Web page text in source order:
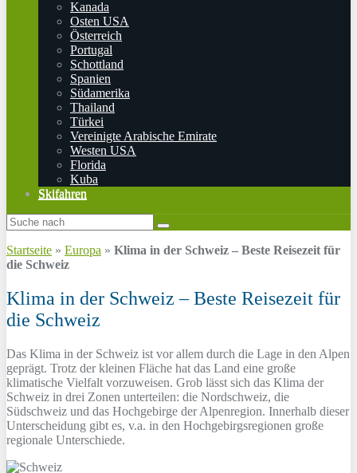
Kanada
Osten USA
Österreich
Portugal
Schottland
Spanien
Südamerika
Thailand
Türkei
Vereinigte Arabische Emirate
Westen USA
Florida
Kuba
Skifahren
Startseite » Europa » Klima in der Schweiz – Beste Reisezeit für
die Schweiz
Klima in der Schweiz – Beste Reisezeit für
die Schweiz
Das Klima in der Schweiz ist vor allem durch die Lage in den Alpen
geprägt. Trotz der kleinen Fläche hat das Land eine große
klimatische Vielfalt vorzuweisen. Grob lässt sich das Klima der
Schweiz in drei Zonen unterteilen: die Nordschweiz, die
Südschweiz und das Hochgebirge der Alpenregion. Innerhalb dieser
Unterscheidung gibt es, v.a. in den Hochgebirgsregionen große
regionale Unterschiede.